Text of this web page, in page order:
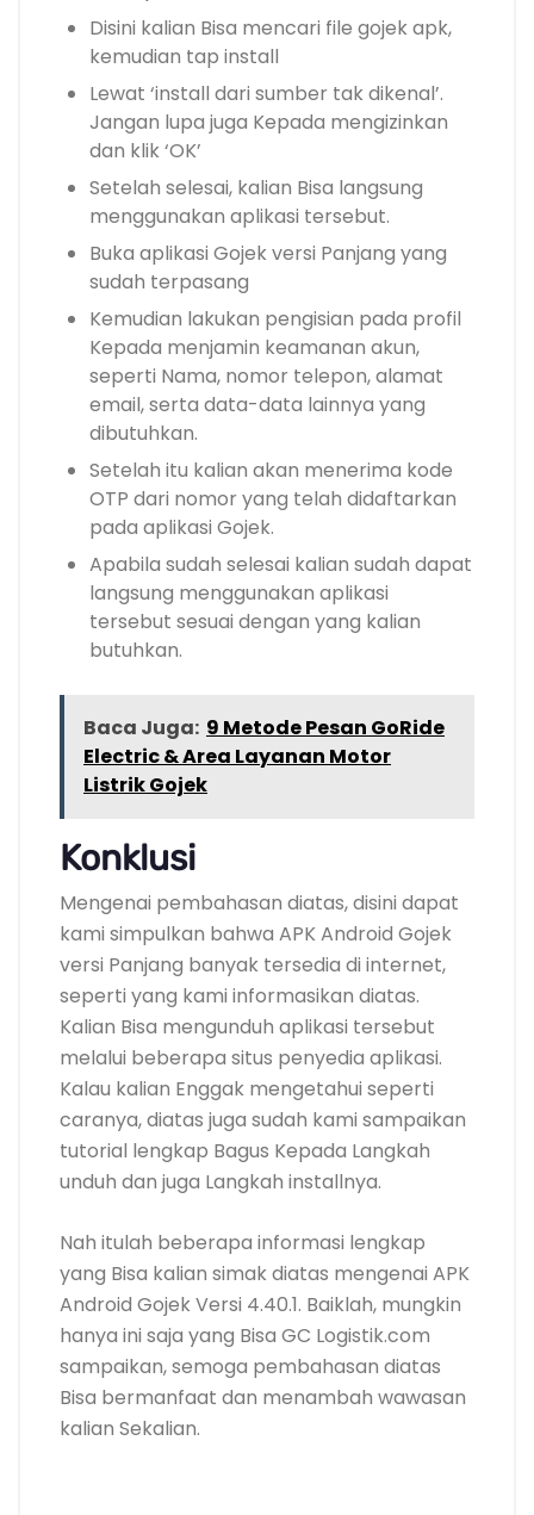
Disini kalian Bisa mencari file gojek apk,
kemudian tap install
Lewat ‘install dari sumber tak dikenal’.
Jangan lupa juga Kepada mengizinkan
dan klik ‘OK’
Setelah selesai, kalian Bisa langsung
menggunakan aplikasi tersebut.
Buka aplikasi Gojek versi Panjang yang
sudah terpasang
Kemudian lakukan pengisian pada profil
Kepada menjamin keamanan akun,
seperti Nama, nomor telepon, alamat
email, serta data-data lainnya yang
dibutuhkan.
Setelah itu kalian akan menerima kode
OTP dari nomor yang telah didaftarkan
pada aplikasi Gojek.
Apabila sudah selesai kalian sudah dapat
langsung menggunakan aplikasi
tersebut sesuai dengan yang kalian
butuhkan.
Baca Juga: 9 Metode Pesan GoRide
Electric & Area Layanan Motor
Listrik Gojek
Konklusi
Mengenai pembahasan diatas, disini dapat
kami simpulkan bahwa APK Android Gojek
versi Panjang banyak tersedia di internet,
seperti yang kami informasikan diatas.
Kalian Bisa mengunduh aplikasi tersebut
melalui beberapa situs penyedia aplikasi.
Kalau kalian Enggak mengetahui seperti
caranya, diatas juga sudah kami sampaikan
tutorial lengkap Bagus Kepada Langkah
unduh dan juga Langkah installnya.
Nah itulah beberapa informasi lengkap
yang Bisa kalian simak diatas mengenai APK
Android Gojek Versi 4.40.1. Baiklah, mungkin
hanya ini saja yang Bisa GC Logistik.com
sampaikan, semoga pembahasan diatas
Bisa bermanfaat dan menambah wawasan
kalian Sekalian.